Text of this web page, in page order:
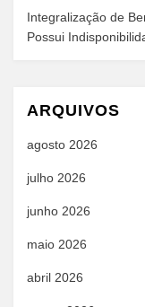
Integralização de
Possui
ARQUIVOS
agosto 2026
julho 2026
junho 2026
maio 2026
abril 2026